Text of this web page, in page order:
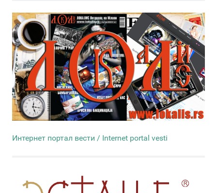
Интернет портал вести / Internet portal vesti